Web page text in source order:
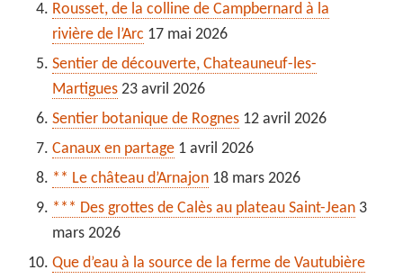
Rousset, de la colline de Campbernard à la
rivière de l’Arc 17 mai 2026
Sentier de découverte, Chateauneuf-les-
Martigues 23 avril 2026
Sentier botanique de Rognes 12 avril 2026
Canaux en partage 1 avril 2026
** Le château d’Arnajon 18 mars 2026
*** Des grottes de Calès au plateau Saint-Jean 3
mars 2026
Que d’eau à la source de la ferme de Vautubière